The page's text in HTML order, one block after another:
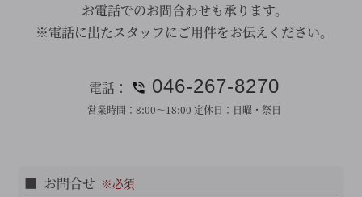
お電話でのお問合わせも承ります。
※電話に出たスタッフにご用件をお伝えください。
電話： 046-267-8270
営業時間：8:00～18:00 定休日： 日曜・祭日
お問合せ